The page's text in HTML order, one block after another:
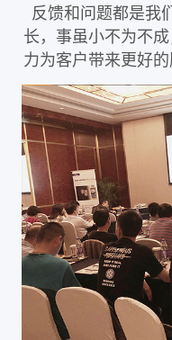
反馈和问题都是我
长，事虽小不为不
力为客户带来更好